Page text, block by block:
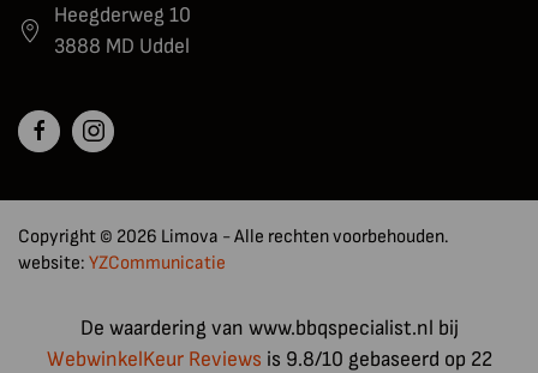
Heegderweg 10
3888 MD Uddel
Copyright © 2026 Limova - Alle rechten voorbehouden.
website: YZCommunicatie
De waardering van www.bbqspecialist.nl bij
WebwinkelKeur Reviews is 9.8/10 gebaseerd op 22